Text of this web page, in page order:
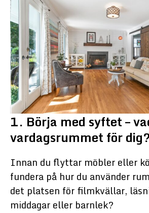
1. Börja med syftet –
vardagsrummet för
Innan du flyttar möbler eller
fundera på hur du använder
det platsen för filmkvällar,
middagar eller barnlek?